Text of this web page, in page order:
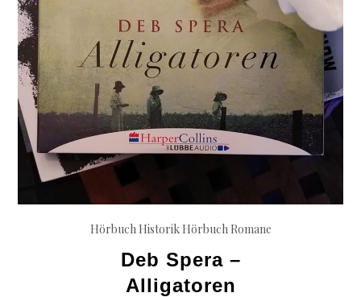
Hörbuch Historik Hörbuch Romane
Deb Spera –
Alligatoren